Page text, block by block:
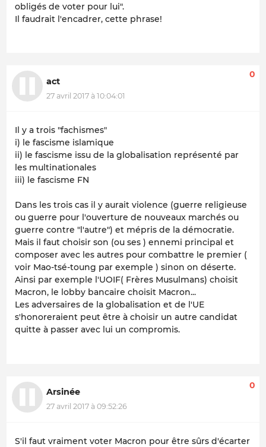
obligés de voter pour lui".
Il faudrait l'encadrer, cette phrase!
act
27 avril 2017 à 10:04:01
0
Il y a trois "fachismes"
i) le fascisme islamique
ii) le fascisme issu de la globalisation représenté par
les multinationales
iii) le fascisme FN
Dans les trois cas il y aurait violence (guerre religieuse
ou guerre pour l'ouverture de nouveaux marchés ou
guerre contre "l'autre") et mépris de la démocratie.
Mais il faut choisir son (ou ses ) ennemi principal et
composer avec les autres pour combattre le premier (
voir Mao-tsé-toung par exemple ) sinon on déserte.
Ainsi par exemple l'UOIF( Frères Musulmans) choisit
Macron, le lobby bancaire choisit Macron...
Les adversaires de la globalisation et de l'UE
s'honoreraient peut être à choisir un autre candidat
quitte à passer avec lui un compromis.
Arsinée
27 avril 2017 à 09:52:26
0
S'il faut vraiment voter Macron pour être sûrs d'écarter